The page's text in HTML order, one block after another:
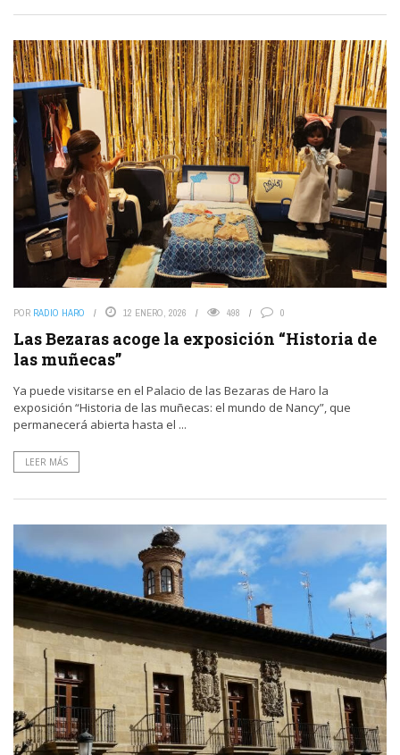
POR RADIO HARO 12 ENERO, 2026 498 0
Las Bezaras acoge la exposición “Historia de
las muñecas”
Ya puede visitarse en el Palacio de las Bezaras de Haro la
exposición “Historia de las muñecas: el mundo de Nancy”, que
permanecerá abierta hasta el ...
LEER MÁS